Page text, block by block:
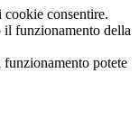
cookie consentire.
il funzionamento della
funzionamento potete